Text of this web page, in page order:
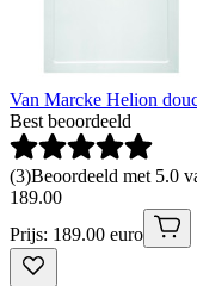
Van Marcke Helion
Best beoordeeld
(3)Beoordeeld met 5.0
189.00
Prijs: 189.00 euro